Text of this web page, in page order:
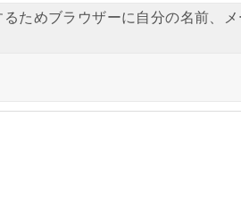
ためブラウザーに自分の名前、